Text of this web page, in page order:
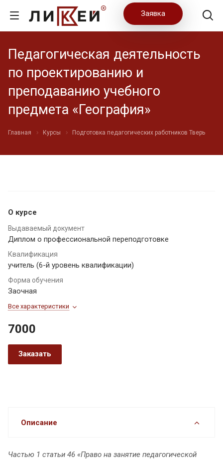
Заявка
Педагогическая деятельность
по проектированию и
преподаванию учебного
предмета «География»
Главная Курсы Подготовка педагогических работников Тверь
О курсе
Выдаваемый документ
Диплом о профессиональной переподготовке
Квалификация
учитель (6-й уровень квалификации)
Форма обучения
Заочная
Все характеристики
7000
Заказать
Описание
Частью 1 статьи 46 «Право на занятие педагогической